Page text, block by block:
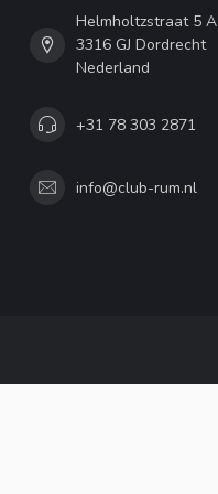
Helmholtzstraat 5 A
3316 GJ Dordrecht
Nederland
+31 78 303 2871
info@club-rum.nl